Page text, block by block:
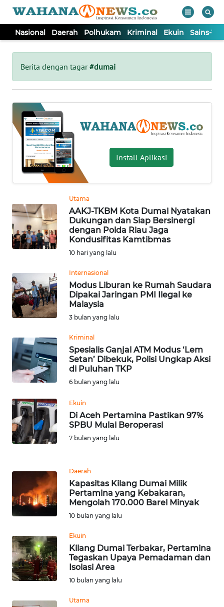
Nasional Daerah Polhukam Kriminal Ekuin Sains-
Berita dengan tagar#dumai
Install Aplikasi
Utama
AAKJ-TKBM Kota Dumai Nyatakan
Dukungan dan Siap Bersinergi
dengan Polda Riau Jaga
Kondusifitas Kamtibmas
10 hari yang lalu
Internasional
Modus Liburan ke Rumah Saudara
Dipakai Jaringan PMI Ilegal ke
Malaysia
3 bulan yang lalu
Kriminal
Spesialis Ganjal ATM Modus ‘Lem
Setan’ Dibekuk, Polisi Ungkap Aksi
di Puluhan TKP
6 bulan yang lalu
Ekuin
Di Aceh Pertamina Pastikan 97%
SPBU Mulai Beroperasi
7 bulan yang lalu
Daerah
Kapasitas Kilang Dumai Milik
Pertamina yang Kebakaran,
Mengolah 170.000 Barel Minyak
10 bulan yang lalu
Ekuin
Kilang Dumai Terbakar, Pertamina
Tegaskan Upaya Pemadaman dan
Isolasi Area
10 bulan yang lalu
Utama
Tutup
NASIONAL
DAERAH
POLHUKAM
KRIMINAL
EKUIN
SAINS-TEKNO
INTERNASIONAL
SERBA-SERBI
PENDIDIKAN
OLAHRAGA
OPINI
EDITORIAL
INDEKS
BERITA
KONTAK
INFO
IKLAN